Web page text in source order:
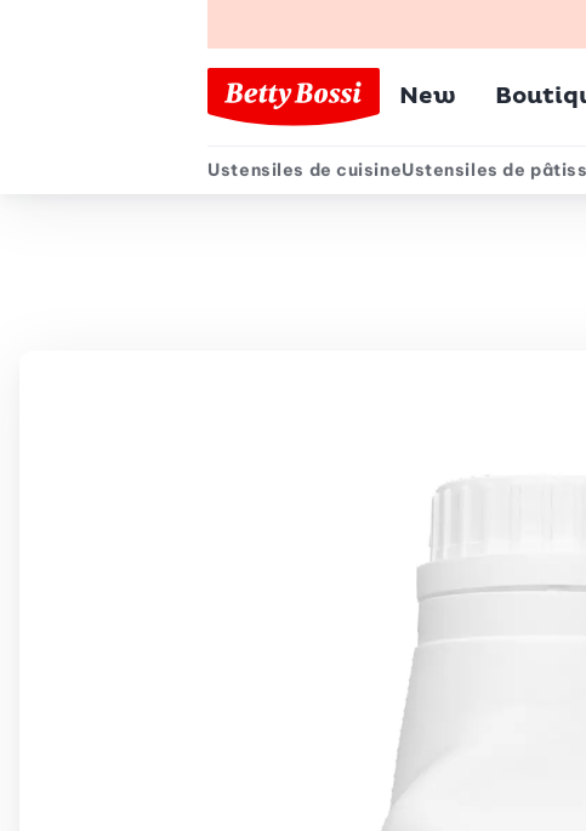
Menu
New
Menu secondaire
Ustensiles de cuisineUstensiles de